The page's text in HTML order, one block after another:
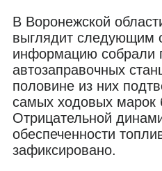
В Воронежской
выглядит следующим
информацию собрали
автозаправочных
половине из них
самых ходовых марок
Отрицательной
обеспеченности
зафиксировано.